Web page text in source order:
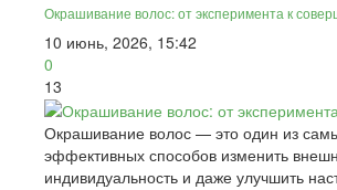
Окрашивание волос: от эксперимента к
10 июнь, 2026, 15:42
0
13
Окрашивание волос — это один из
эффективных способов изменить
индивидуальность и даже улучшить